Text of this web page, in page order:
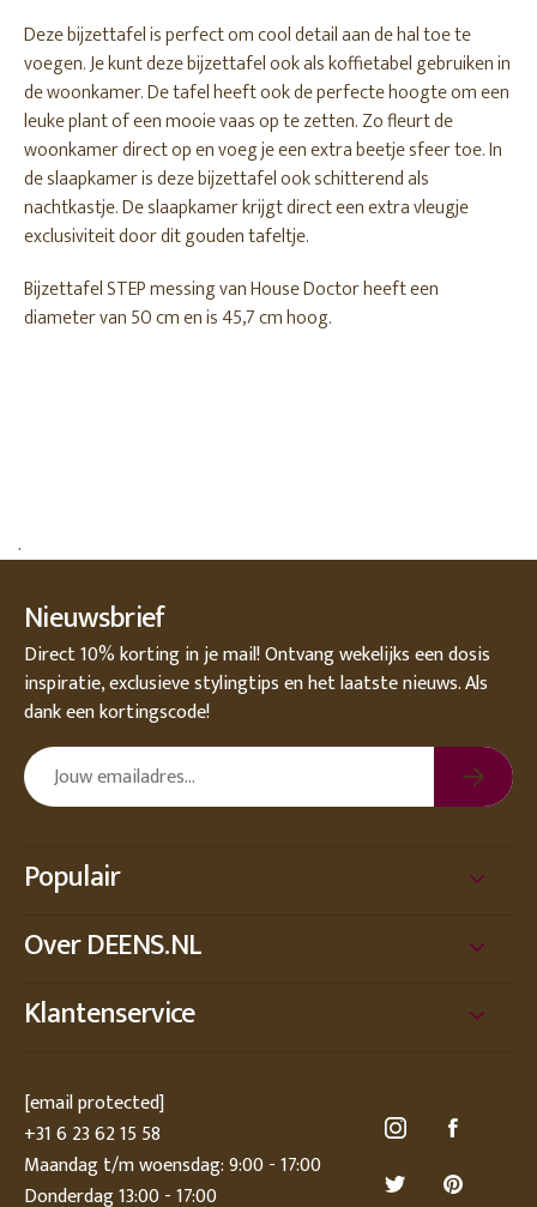
Deze bijzettafel is perfect om cool detail aan de hal toe te
voegen. Je kunt deze bijzettafel ook als koffietabel gebruiken in
de woonkamer. De tafel heeft ook de perfecte hoogte om een
leuke plant of een mooie vaas op te zetten. Zo fleurt de
woonkamer direct op en voeg je een extra beetje sfeer toe. In
de slaapkamer is deze bijzettafel ook schitterend als
nachtkastje. De slaapkamer krijgt direct een extra vleugje
exclusiviteit door dit gouden tafeltje.
Bijzettafel STEP messing van House Doctor heeft een
diameter van 50 cm en is 45,7 cm hoog.
.
Nieuwsbrief
Direct 10% korting in je mail! Ontvang wekelijks een dosis
inspiratie, exclusieve stylingtips en het laatste nieuws. Als
dank een kortingscode!
Populair
Over DEENS.NL
Klantenservice
[email protected]
+31 6 23 62 15 58
Maandag t/m woensdag: 9:00 - 17:00
Donderdag 13:00 - 17:00